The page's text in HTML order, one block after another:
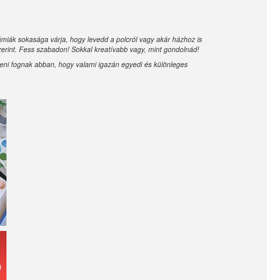
sokasága várja, hogy levedd a polcról vagy akár házhoz is
Fess szabadon! Sokkal kreatívabb vagy, mint gondolnád!
fognak abban, hogy valami igazán egyedi és különleges